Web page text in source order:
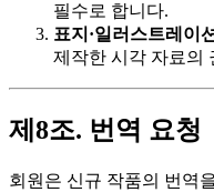
필수로 합니다.
표지·일러스트레이션
제작한 시각 자료의
제8조. 번역 요청
회원은 신규 작품의 번역